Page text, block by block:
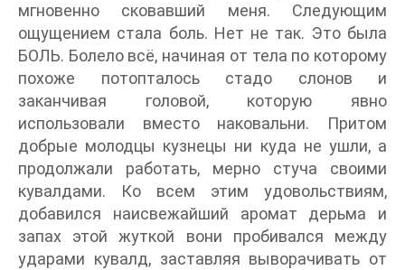
мгновенно сковавший меня. Следующим
ощущением стала боль. Нет не так. Это была
БОЛЬ. Болело всё, начиная от тела по которому
похоже потопталось стадо слонов и
заканчивая головой, которую явно
использовали вместо наковальни. Притом
добрые молодцы кузнецы ни куда не ушли, а
продолжали работать, мерно стуча своими
кувалдами. Ко всем этим удовольствиям,
добавился наисвежайший аромат дерьма и
запах этой жуткой вони пробивался между
ударами кувалд, заставляя выворачивать от